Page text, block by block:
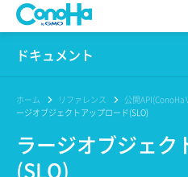
WING
AI Canvas
ドキュメント
このサイトについて
プロダクト
ホーム リファレンス 公開API(ConoHa
ージオブジェクトアップロード(SLO)
ラージオブジェク
(SLO)